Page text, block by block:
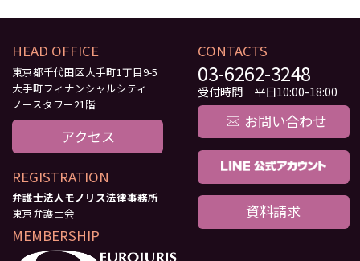
HEAD OFFICE
東京都千代田区大手町1丁目9-5
大手町フィナンシャルシティ
ノースタワー21階
アクセス
REGISTRATION
弁護士法人モノリス法律事務所
東京弁護士会
MEMBERSHIP
CONTACTS
03-6262-3248
受付時間 平日10:00-18:00
お問い合わせ
資料請求